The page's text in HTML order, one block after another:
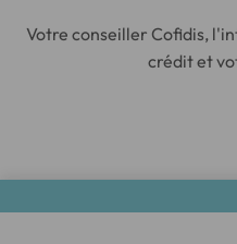
Votre conseiller Cofidis,
crédit et